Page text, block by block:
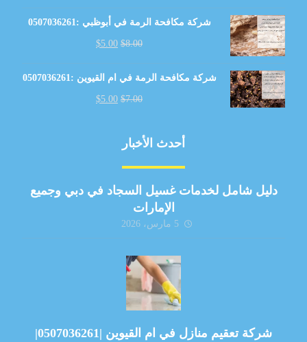
شركة مكافحة الرمة في أبوظبي :0507036261
$8.00
$5.00
شركة مكافحة الرمة في ام القيوين :0507036261
$7.00
$5.00
أحدث الأخبار
دليل شامل لخدمات غسيل السجاد في دبي وجميع
الإمارات
5 مارس، 2026
شركة تعقيم منازل في ام القيوين |0507036261|